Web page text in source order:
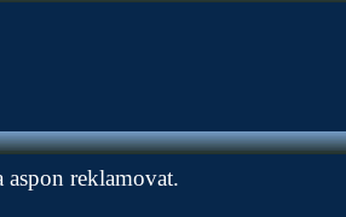
aspon reklamovat.